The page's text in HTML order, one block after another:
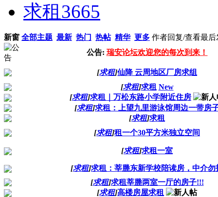
求租3665
新窗 全部主题 最新 热门 热帖 精华 更多 作者回复/查看最后
公告: 瑞安论坛欢迎您的每次到来！
[求租]仙降 云周地区厂房求组
[求租]求租 New
[求租]求租｜万松东路小学附近住房
[求租]求租：上望九里游泳馆周边一带房
[求租]求租
[求租]租一个30平方米独立空间
[求租]求租一室
[求租]求租：莘塍东新学校陪读房，中介勿
[求租]求租莘塍两室一厅的房子!!!
[求租]高楼房屋求租